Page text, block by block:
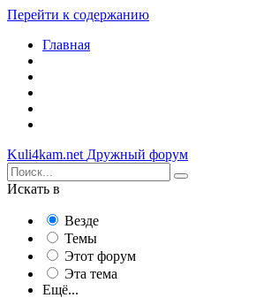
Перейти к содержанию
Главная
Kuli4kam.net Дружный форум
Искать в
Везде
Темы
Этот форум
Эта тема
Ещё...